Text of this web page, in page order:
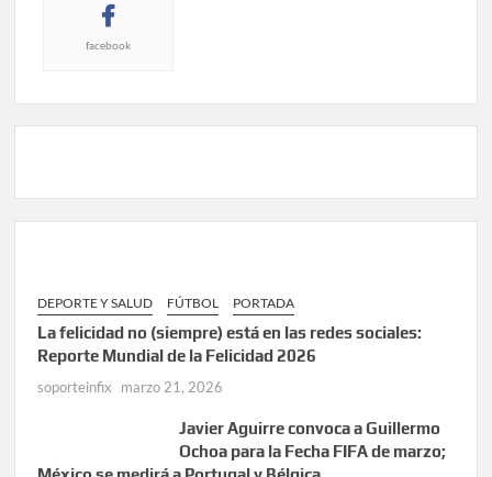
facebook
DEPORTE Y SALUD FÚTBOL PORTADA
La felicidad no (siempre) está en las redes sociales:
Reporte Mundial de la Felicidad 2026
soporteinfix marzo 21, 2026
Javier Aguirre convoca a Guillermo
Ochoa para la Fecha FIFA de marzo;